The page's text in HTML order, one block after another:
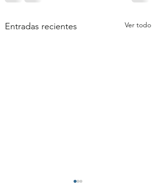
Entradas recientes Ver todo